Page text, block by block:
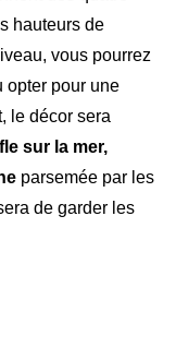
hauteurs de
vous pourrez
opter pour une
le décor sera
sur la mer,
parsemée par les
de garder les